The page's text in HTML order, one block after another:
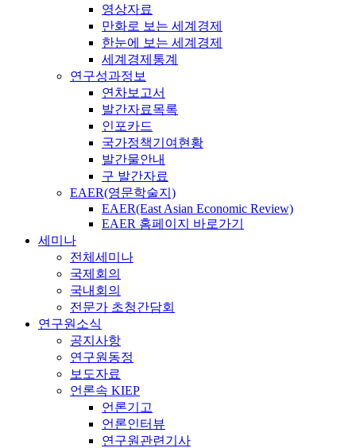
영상자료
만화로 보는 세계경제
한눈에 보는 세계경제
세계경제통계
연구성과정보
연차보고서
발간자료목록
인포카드
국가정책기여현황
발간물안내
구 발간자료
EAER(영문학술지)
EAER(East Asian Economic Review)
EAER 홈페이지 바로가기
세미나
전체세미나
국제회의
국내회의
전문가 초청간담회
연구원소식
공지사항
연구원동정
보도자료
언론속 KIEP
언론기고
언론인터뷰
연구원관련기사